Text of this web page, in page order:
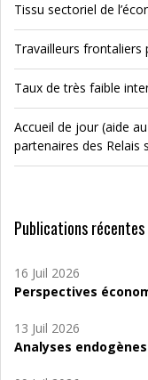
Tissu sectoriel de
Travailleurs frontaliers
Taux de très faible
Accueil de jour (aide
partenaires des Relais
Publications récentes
16 Juil 2026
Perspectives
13 Juil 2026
Analyses endogènes